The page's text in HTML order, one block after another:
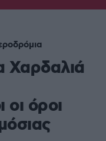
Χαρδαλιά
όροι